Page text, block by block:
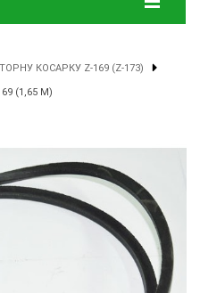
КОСАРКУ Z-169 (Z-173)
(1,65 М)